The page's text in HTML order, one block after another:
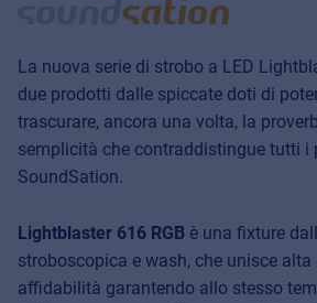
La nuova serie di strobo a LED
due prodotti dalle spiccate doti di
trascurare, ancora una volta, la
semplicità che contraddistingue tutti i
SoundSation.
Lightblaster 616 RGB è una fixture
stroboscopica e wash, che unisce
affidabilità garantendo allo stesso